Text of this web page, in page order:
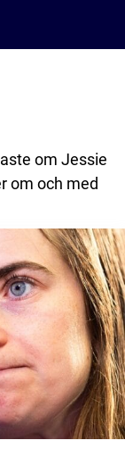
om Jessie
om och med